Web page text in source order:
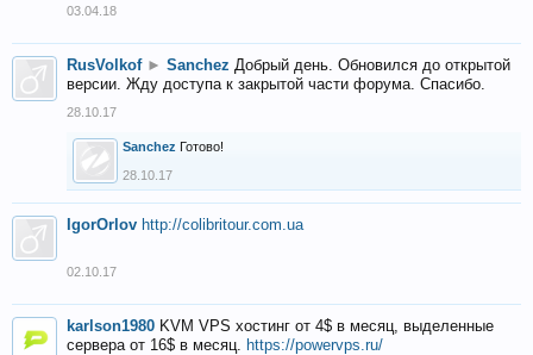
03.04.18
RusVolkof ► Sanchez Добрый день. Обновился до открытой
версии. Жду доступа к закрытой части форума. Спасибо.
28.10.17
Sanchez Готово!
28.10.17
IgorOrlov http://colibritour.com.ua
02.10.17
karlson1980 KVM VPS хостинг от 4$ в месяц, выделенные
сервера от 16$ в месяц. https://powervps.ru/